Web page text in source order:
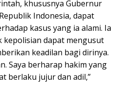
khususnya Gubernur
Indonesia, dapat
kasus yang ia alami. Ia
dapat mengusut
keadilan bagi dirinya.
Saya berharap hakim yang
berlaku jujur dan adil,”